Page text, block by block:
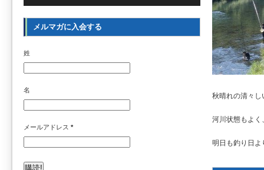
秋晴れの清々し
河川状態もよく
明日も釣り日よ
メルマガに入会する
姓
名
メールアドレス *